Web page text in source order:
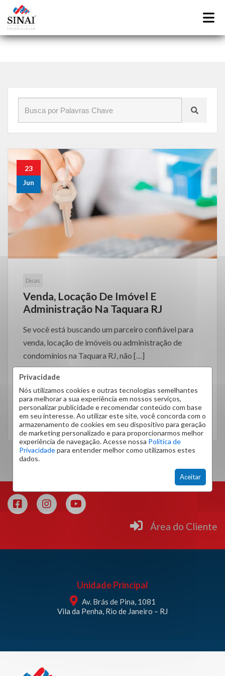
Início» Blog
Privacidade
Nós utilizamos cookies e outras tecnologias semelhantes
para melhorar a sua experiência em nossos serviços,
personalizar publicidade e recomendar conteúdo com base
em seu interesse. Ao utilizar este site, você concorda com o
armazenamento de cookies em seu dispositivo para geração
de marketing personalizado e para proporcionarmos melhor
experiência de navegação. Acesse nossa Política de
Privacidadepara entender melhor como utilizamos estes
dados.
Aceitar
23
Jun
Dicas
Venda, Locação De Imóvel E
Administração Na Taquara RJ
Se você está buscando um parceiro confiável para
venda, locação de imóveis ou administração de
condomínios na Taquara RJ, não […]
LEIA MAIS
Área do Cliente
Unidade Principal
Av. Brás de Pina, 1081
Vila da Penha, Rio de Janeiro – RJ